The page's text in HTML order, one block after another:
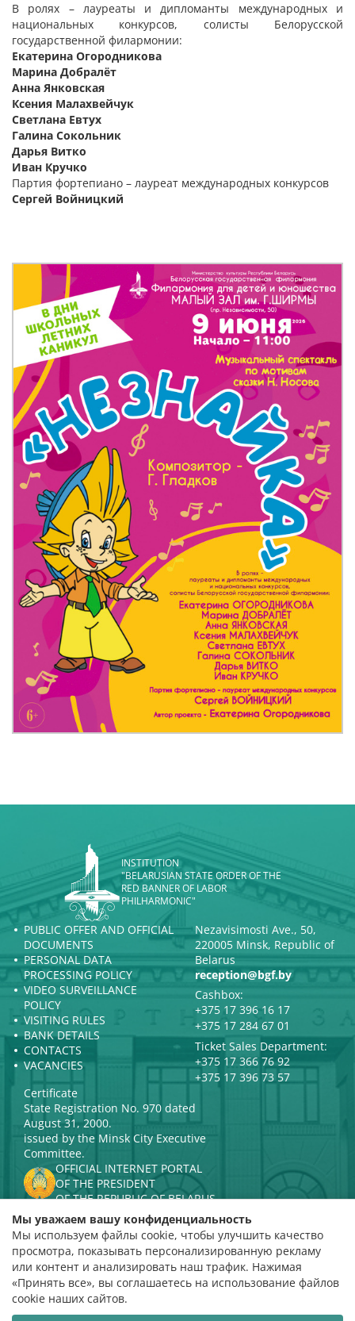
В ролях – лауреаты и дипломанты международных и
национальных конкурсов, солисты Белорусской
государственной филармонии:
Екатерина Огородникова
Марина Добралёт
Анна Янковская
Ксения Малахвейчук
Светлана Евтух
Галина Сокольник
Дарья Витко
Иван Кручко
Партия фортепиано – лауреат международных конкурсов
Сергей Войницкий
INSTITUTION
"BELARUSIAN STATE ORDER OF THE
RED BANNER OF LABOR
PHILHARMONIC"
PUBLIC OFFER AND OFFICIAL
DOCUMENTS
PERSONAL DATA
PROCESSING POLICY
VIDEO SURVEILLANCE
POLICY
VISITING RULES
BANK DETAILS
CONTACTS
VACANCIES
Nezavisimosti Ave., 50,
220005 Minsk, Republic of
Belarus
reception@bgf.by
Cashbox:
+375 17 396 16 17
+375 17 284 67 01
Ticket Sales Department:
+375 17 366 76 92
+375 17 396 73 57
Certificate
State Registration No. 970 dated
August 31, 2000.
issued by the Minsk City Executive
Committee.
OFFICIAL INTERNET PORTAL
OF THE PRESIDENT
OF THE REPUBLIC OF BELARUS
MINISTRY OF CULTURE OF THE
REPUBLIC OF BELARUS
PORTAL
RATING ASSESSMENT
Rating 4.9
based on 112 reviews
Мы уважаем вашу конфиденциальность
Мы используем файлы cookie, чтобы улучшить качество
просмотра, показывать персонализированную рекламу
или контент и анализировать наш трафик. Нажимая
«Принять все», вы соглашаетесь на использование файлов
cookie наших сайтов.